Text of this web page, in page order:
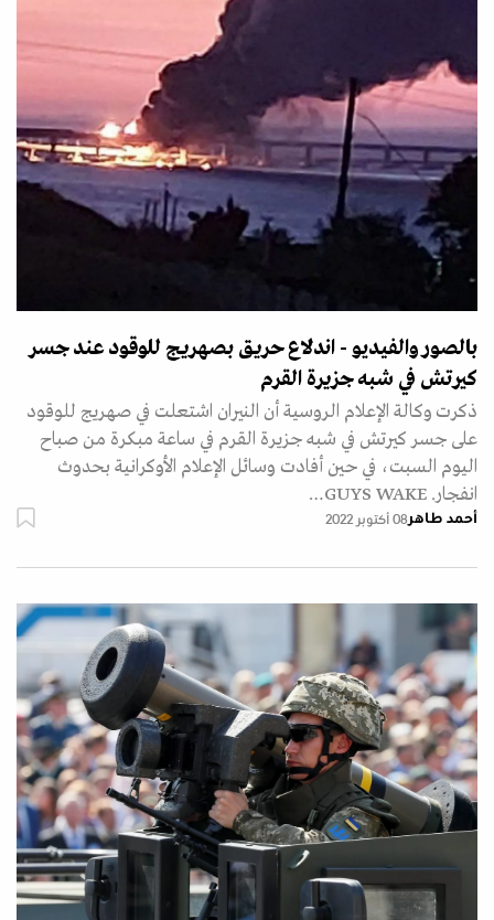
بالصور والفيديو - اندلاع حريق بصهريج للوقود عند جسر
كيرتش في شبه جزيرة القرم
ذكرت وكالة الإعلام الروسية أن النيران اشتعلت في صهريج للوقود
على جسر كيرتش في شبه جزيرة القرم في ساعة مبكرة من صباح
اليوم السبت، في حين أفادت وسائل الإعلام الأوكرانية بحدوث
انفجار. GUYS WAKE…
أحمد طاهر 08 أكتوبر 2022